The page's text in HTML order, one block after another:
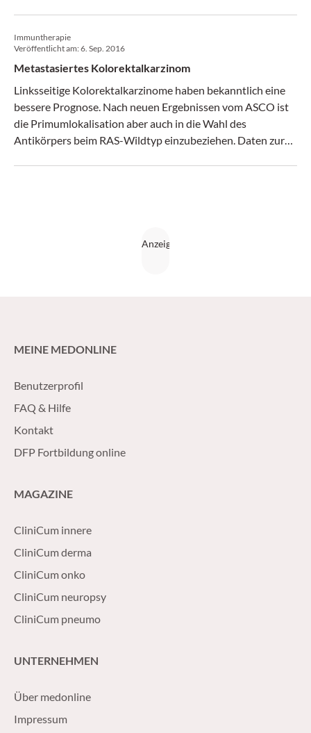
Immuntherapie
Veröffentlicht am:6. Sep. 2016
Metastasiertes Kolorektalkarzinom
Linksseitige Kolorektalkarzinome haben bekanntlich eine
bessere Prognose. Nach neuen Ergebnissen vom ASCO ist
die Primumlokalisation aber auch in die Wahl des
Antikörpers beim RAS-Wildtyp einzubeziehen. Daten zur
MEINE MEDONLINE
Benutzerprofil
FAQ & Hilfe
Kontakt
DFP Fortbildung online
MAGAZINE
CliniCum innere
CliniCum derma
CliniCum onko
CliniCum neuropsy
CliniCum pneumo
UNTERNEHMEN
Über medonline
Impressum